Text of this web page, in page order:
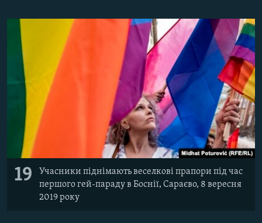
19
Учасники піднімають веселкові прапори під час
першого гей-параду в Боснії, Сараєво, 8 вересня
2019 року